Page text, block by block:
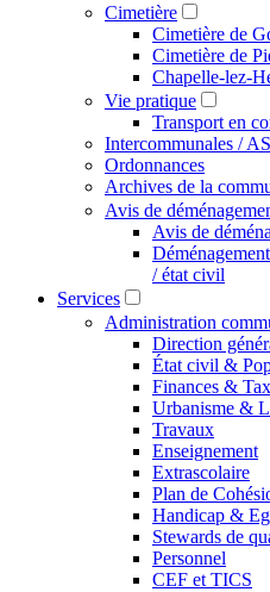
Cimetière
Cimetière de
Cimetière de
Chapelle-lez-
Vie pratique
Transport en
Intercommunales /
Ordonnances
Archives de la
Avis de
Avis de
/ état civil
Services
Administration
Direction
État civil &
Finances &
Urbanisme &
Travaux
Enseignement
Extrascolaire
Plan de
Handicap &
Stewards de
Personnel
CEF et TICS